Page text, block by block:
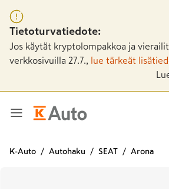
Tietoturvatiedote:
Jos käytät kryptolompakkoa ja
verkkosivuilla 27.7.,
lue tärkeät
K-Auto Autohaku SEAT Arona